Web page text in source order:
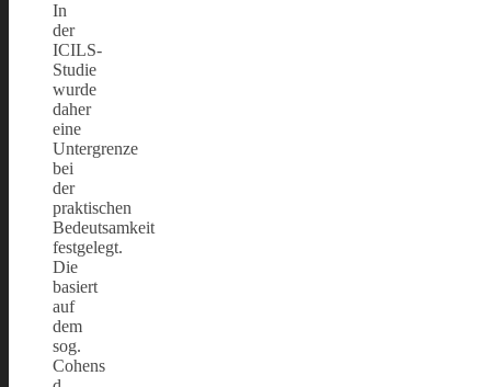
In
der
ICILS-
Studie
wurde
daher
eine
Untergrenze
bei
der
praktischen
Bedeutsamkeit
festgelegt.
Die
basiert
auf
dem
sog.
Cohens